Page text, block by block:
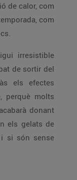
de calor, com
com
irresistible
de sortir del
els efectes
perquè molts
donant
els gelats de
si són sense